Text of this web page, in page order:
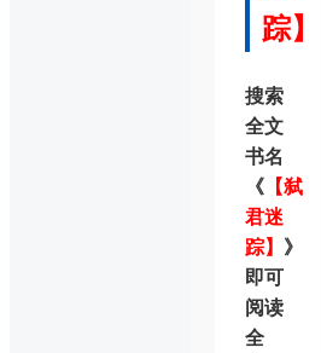
踪】
搜索
全文
书名
《 【弑
君迷
踪】 》
即可
阅读
全